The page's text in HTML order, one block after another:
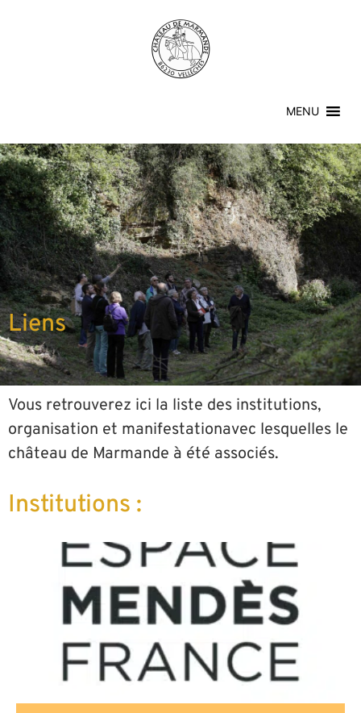
MENU
Liens
Vous retrouverez ici la liste des institutions,
organisation et manifestationavec lesquelles le
château de Marmande à été associés.
Institutions :